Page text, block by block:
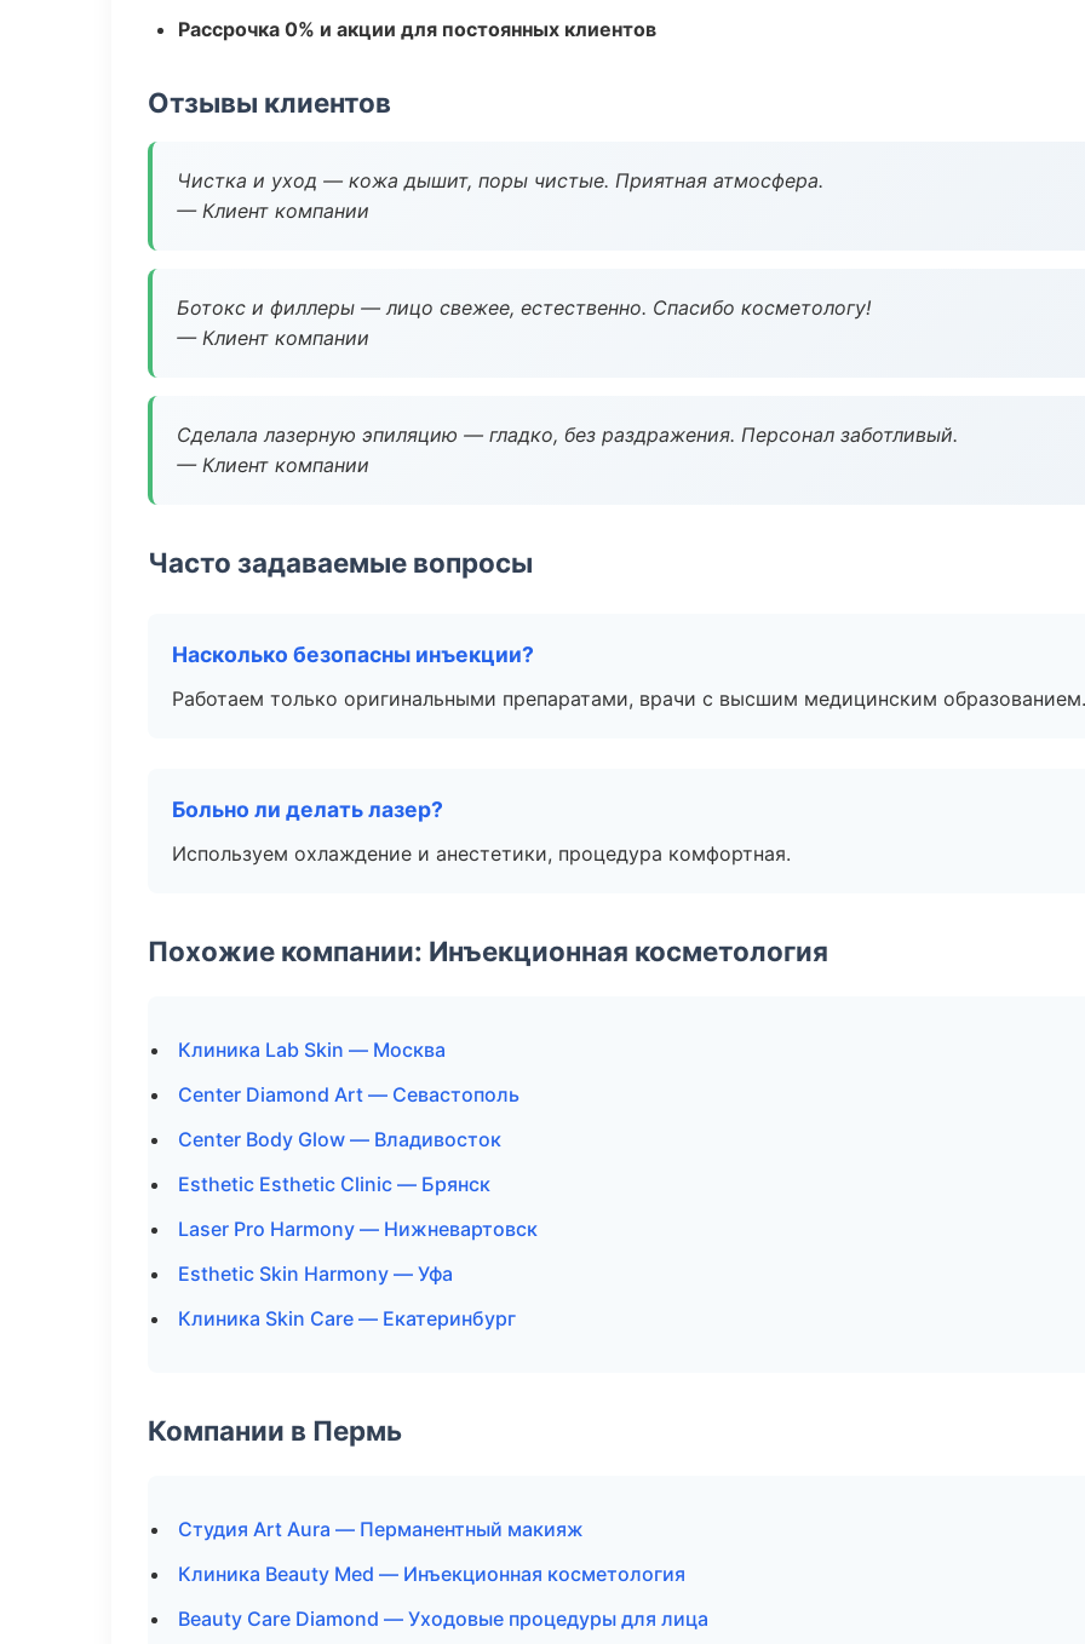
Рассрочка 0% и акции для постоянных клиентов
Отзывы клиентов
Чистка и уход — кожа дышит, поры чистые. Приятная атмосфера.
— Клиент компании
Ботокс и филлеры — лицо свежее, естественно. Спасибо косметологу!
— Клиент компании
Сделала лазерную эпиляцию — гладко, без раздражения. Персонал заботливый.
— Клиент компании
Часто задаваемые вопросы
Насколько безопасны инъекции?
Работаем только оригинальными препаратами, врачи с высшим медицинским образованием.
Больно ли делать лазер?
Используем охлаждение и анестетики, процедура комфортная.
Похожие компании: Инъекционная косметология
Клиника Lab Skin — Москва
Center Diamond Art — Севастополь
Center Body Glow — Владивосток
Esthetic Esthetic Clinic — Брянск
Laser Pro Harmony — Нижневартовск
Esthetic Skin Harmony — Уфа
Клиника Skin Care — Екатеринбург
Компании в Пермь
Студия Art Aura — Перманентный макияж
Клиника Beauty Med — Инъекционная косметология
Beauty Care Diamond — Уходовые процедуры для лица